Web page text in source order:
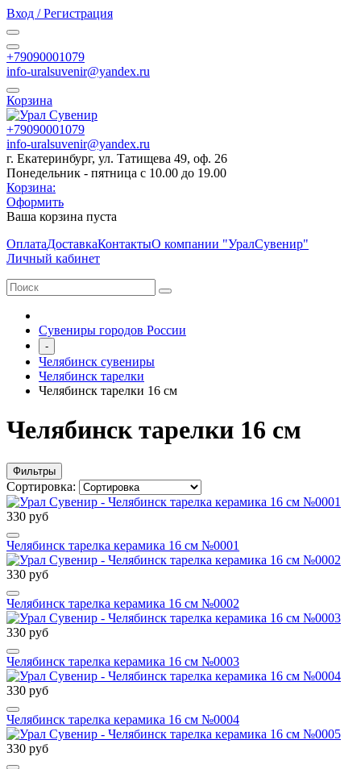
Вход / Регистрация
+79090001079
info-uralsuvenir@yandex.ru
Корзина
+79090001079
info-uralsuvenir@yandex.ru
г. Екатеринбург, ул. Татищева 49, оф. 26
Понедельник - пятница с 10.00 до 19.00
Корзина:
Оформить
Ваша корзина пуста
ОплатаДоставкаКонтактыО компании "УралСувенир"
Личный кабинет
Сувениры городов России
-
Челябинск сувениры
Челябинск тарелки
Челябинск тарелки 16 см
Челябинск тарелки 16 см
Фильтры
Сортировка:
330 руб
Челябинск тарелка керамика 16 см №0001
330 руб
Челябинск тарелка керамика 16 см №0002
330 руб
Челябинск тарелка керамика 16 см №0003
330 руб
Челябинск тарелка керамика 16 см №0004
330 руб